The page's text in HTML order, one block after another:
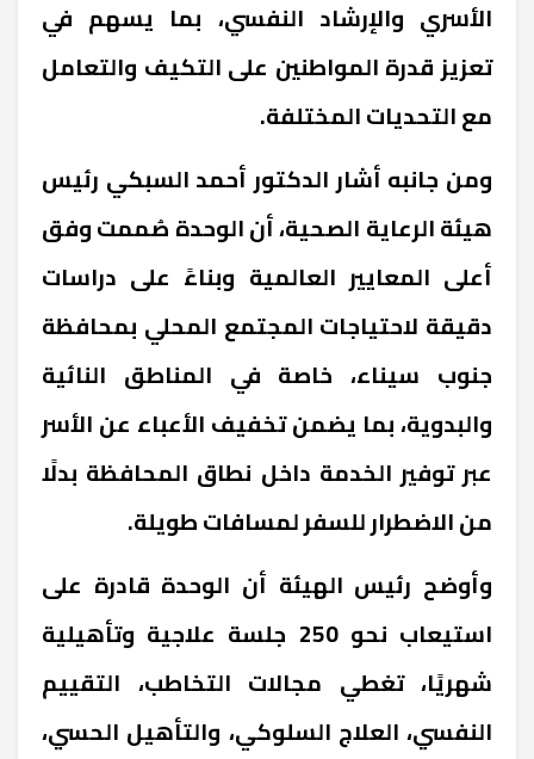
الأسري والإرشاد النفسي، بما يسهم في
تعزيز قدرة المواطنين على التكيف والتعامل
مع التحديات المختلفة.
ومن جانبه أشار الدكتور أحمد السبكي رئيس
هيئة الرعاية الصحية، أن الوحدة صُممت وفق
أعلى المعايير العالمية وبناءً على دراسات
دقيقة لاحتياجات المجتمع المحلي بمحافظة
جنوب سيناء، خاصة في المناطق النائية
والبدوية، بما يضمن تخفيف الأعباء عن الأسر
عبر توفير الخدمة داخل نطاق المحافظة بدلًا
من الاضطرار للسفر لمسافات طويلة.
وأوضح رئيس الهيئة أن الوحدة قادرة على
استيعاب نحو 250 جلسة علاجية وتأهيلية
شهريًا، تغطي مجالات التخاطب، التقييم
النفسي، العلاج السلوكي، والتأهيل الحسي،